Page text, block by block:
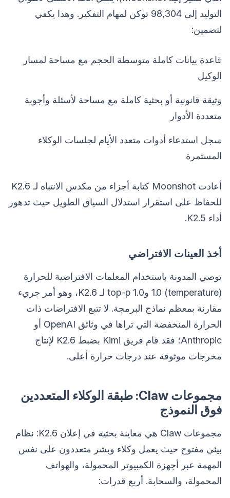
التوليد إلى 98,304 توكن لمهام التفكير. وهذا يكفي
لتضمين:
قاعدة بيانات كاملة متوسطة الحجم مع مساحة لمسار
الوكيل
وثيقة قانونية أو بحثية كاملة مع مساحة لأسئلة وأجوبة
متعددة الأدوار
سجل استدعاء أدوات متعدد الأيام لجلسات الوكلاء
المستمرة
أعادت Moonshot كتابة أجزاء من مكدس الانتباه لـ K2.6
للحفاظ على استقرار استدلال السياق الطويل حيث تدهور
أداء K2.5.
أخذ العينات الافتراضي
توصي المدونة باستخدام المعلمات الافتراضية للحرارة
(temperature) 1.0 وtop-p 1.0 لـ K2.6، وهو أمر جريء
مقارنة بمعظم نماذج البرمجة. لا تتبع الافتراضات ذات
الحرارة المنخفضة التي تراها في وثائق OpenAI أو
Anthropic؛ فقد قام فريق Kimi بضبط K2.6 لإنتاج
مخرجات موثوقة عند درجات حرارة أعلى.
مجموعات Claw: طبقة الوكلاء المتعددين
فوق النموذج
مجموعات Claw هي معاينة بحثية في إعلان K2.6: نظام
بيئي مفتوح حيث يعمل وكلاء وبشر متعددون على نفس
المهمة عبر أجهزة الكمبيوتر المحمولة، والهواتف
المحمولة، والسحابة. أربع قدرات: